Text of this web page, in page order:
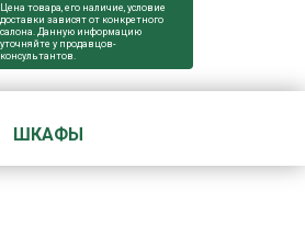
Цена товара, его наличие, условие
доставки зависят от конкретного
салона. Данную информацию
уточняйте у продавцов-
консультантов.
ШКАФЫ